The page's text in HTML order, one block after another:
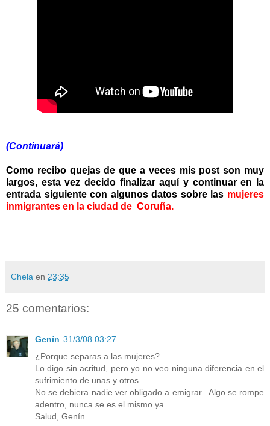
(Continuará)
Como recibo quejas de que a veces mis post son muy
largos, esta vez decido finalizar aquí y continuar en la
entrada siguiente con algunos datos sobre las mujeres
inmigrantes en la ciudad de Coruña.
Chela en 23:35
25 comentarios:
Genín 31/3/08 03:27
¿Porque separas a las mujeres?
Lo digo sin acritud, pero yo no veo ninguna diferencia en el
sufrimiento de unas y otros.
No se debiera nadie ver obligado a emigrar...Algo se rompe
adentro, nunca se es el mismo ya...
Salud, Genín